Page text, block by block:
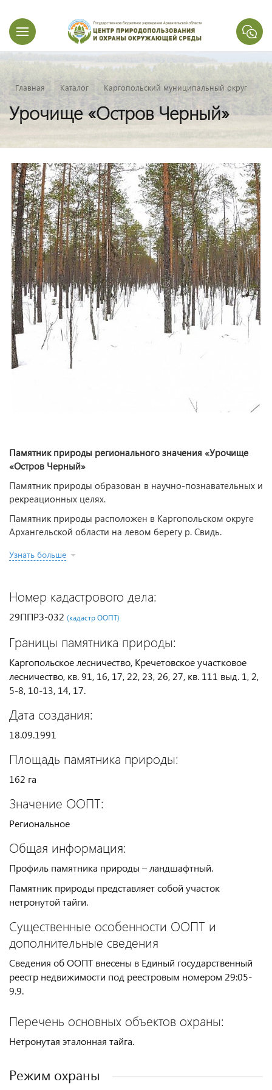
Главная Каталог Каргопольский муниципальный округ
Урочище «Остров Черный»
Памятник природы регионального значения «Урочище
«Остров Черный»
Памятник природы образован в научно-познавательных и
рекреационных целях.
Памятник природы расположен в Каргопольском округе
Архангельской области на левом берегу р. Свидь.
Узнать больше
Номер кадастрового дела:
29ППРЗ-032 (кадастр ООПТ)
Границы памятника природы:
Каргопольское лесничество, Кречетовское участковое
лесничество, кв. 91, 16, 17, 22, 23, 26, 27, кв. 111 выд. 1, 2,
5-8, 10-13, 14, 17.
Дата создания:
18.09.1991
Площадь памятника природы:
162 га
Значение ООПТ:
Региональное
Общая информация:
Профиль памятника природы – ландшафтный.
Памятник природы представляет собой участок
нетронутой тайги.
Существенные особенности ООПТ и
дополнительные сведения
Сведения об ООПТ внесены в Единый государственный
реестр недвижимости под реестровым номером 29:05-
9.9.
Перечень основных объектов охраны:
Нетронутая эталонная тайга.
Режим охраны